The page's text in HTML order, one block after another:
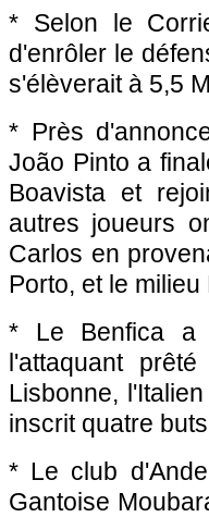
* Selon le
d'enrôler le
s'élèverait à 5,5
* Près
João Pinto a
Boavista et
autres joueurs
Carlos en
Porto, et le
* Le Benfica a
l'attaquant
Lisbonne,
inscrit quatre
* Le club
Gantoise